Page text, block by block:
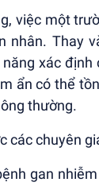
việc một
nhân. Thay
xác
ẩn có thể
thường.
các chuyên
gan